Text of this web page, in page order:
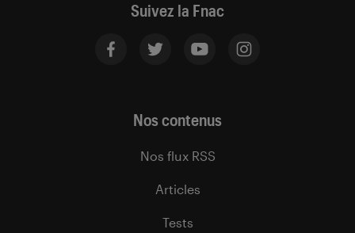
Suivez la Fnac
Nos contenus
Nos flux RSS
Articles
Tests